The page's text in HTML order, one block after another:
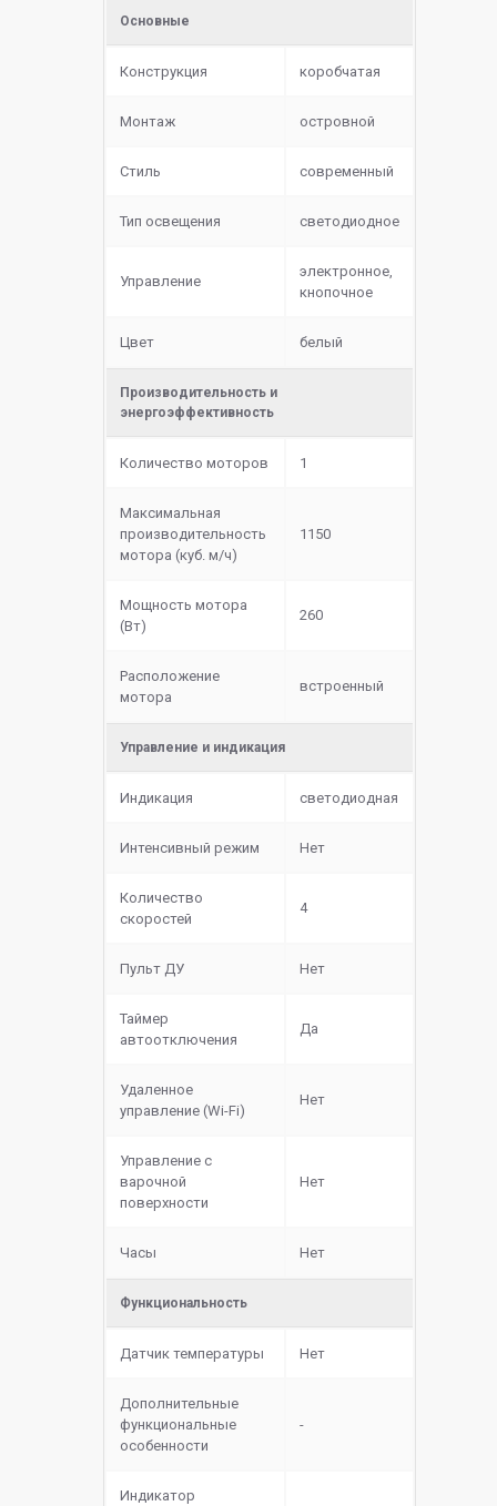
Основные
Конструкция коробчатая
Монтаж островной
Стиль современный
Тип освещения светодиодное
Управление
электронное,
кнопочное
Цвет белый
Производительность и
энергоэффективность
Количество моторов 1
Максимальная
производительность
мотора (куб. м/ч)
1150
Мощность мотора
(Вт)
260
Расположение
мотора
встроенный
Управление и индикация
Индикация светодиодная
Интенсивный режим Нет
Количество
скоростей
4
Пульт ДУ Нет
Таймер
автоотключения
Да
Удаленное
управление (Wi-Fi)
Нет
Управление с
варочной
поверхности
Нет
Часы Нет
Функциональность
Датчик температуры Нет
Дополнительные
функциональные
особенности
-
Индикатор